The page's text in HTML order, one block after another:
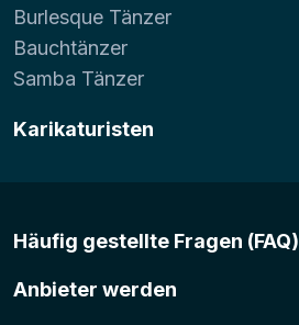
Burlesque Tänzer
Bauchtänzer
Samba Tänzer
Karikaturisten
Häufig gestellte Fragen (FAQ)
Anbieter werden